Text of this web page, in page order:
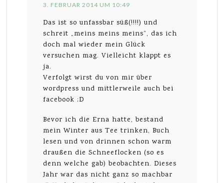
3. FEBRUAR 2014 UM 10:49
Das ist so unfassbar süß(!!!!) und
schreit „meins meins meins“, das ich
doch mal wieder mein Glück
versuchen mag. Vielleicht klappt es
ja.
Verfolgt wirst du von mir über
wordpress und mittlerweile auch bei
facebook ;D
Bevor ich die Erna hatte, bestand
mein Winter aus Tee trinken, Buch
lesen und von drinnen schon warm
draußen die Schneeflocken (so es
denn welche gab) beobachten. Dieses
Jahr war das nicht ganz so machbar